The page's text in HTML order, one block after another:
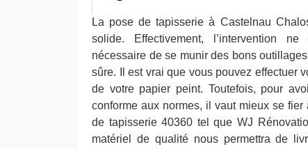
La pose de tapisserie à Castelnau
solide. Effectivement, l’intervention
nécessaire de se munir des bons
sûre. Il est vrai que vous pouvez effectuer
de votre papier peint. Toutefois, pour
conforme aux normes, il vaut mieux se
de tapisserie 40360 tel que WJ
matériel de qualité nous permettra de